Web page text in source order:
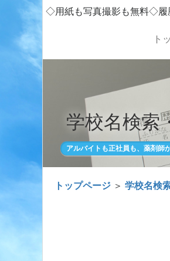
◇用紙も写真撮影も無料◇
ト
学校名検索
アルバイトも正社員も、薬剤師
トップページ ＞ 学校名検